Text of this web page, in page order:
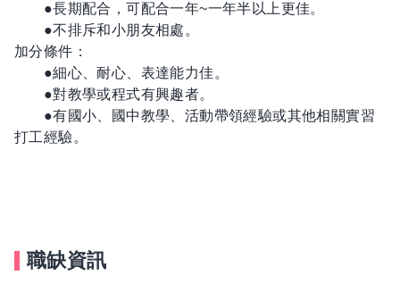
●長期配合，可配合一年~一年半以上更佳。
●不排斥和小朋友相處。
加分條件：
●細心、耐心、表達能力佳。
●對教學或程式有興趣者。
●有國小、國中教學、活動帶領經驗或其他相關實習
打工經驗。
職缺資訊